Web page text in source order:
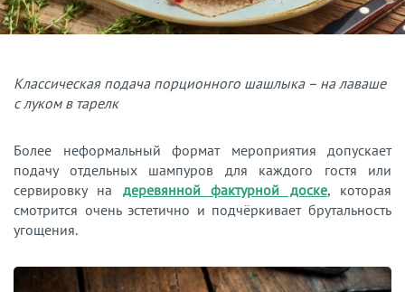
Классическая подача порционного шашлыка – на лаваше
с луком в тарелк
Более неформальный формат мероприятия допускает
подачу отдельных шампуров для каждого гостя или
сервировку на деревянной фактурной доске, которая
смотрится очень эстетично и подчёркивает брутальность
угощения.